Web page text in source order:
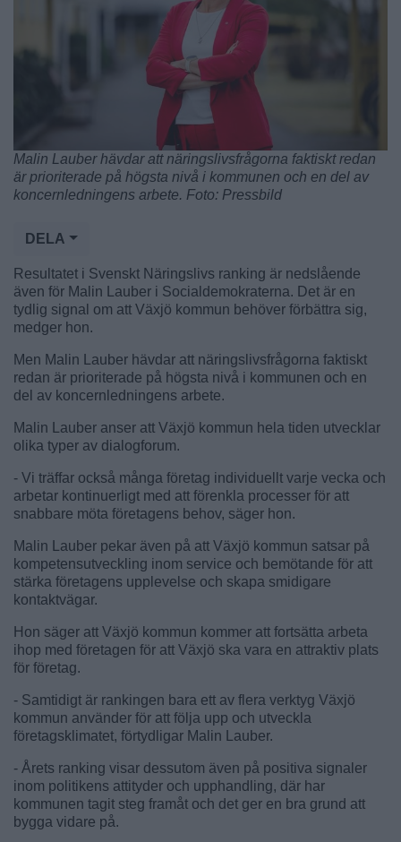
Malin Lauber hävdar att näringslivsfrågorna faktiskt redan
är prioriterade på högsta nivå i kommunen och en del av
koncernledningens arbete. Foto: Pressbild
DELA
Resultatet i Svenskt Näringslivs ranking är nedslående
även för Malin Lauber i Socialdemokraterna. Det är en
tydlig signal om att Växjö kommun behöver förbättra sig,
medger hon.
Men Malin Lauber hävdar att näringslivsfrågorna faktiskt
redan är prioriterade på högsta nivå i kommunen och en
del av koncernledningens arbete.
Malin Lauber anser att Växjö kommun hela tiden utvecklar
olika typer av dialogforum.
- Vi träffar också många företag individuellt varje vecka och
arbetar kontinuerligt med att förenkla processer för att
snabbare möta företagens behov, säger hon.
Malin Lauber pekar även på att Växjö kommun satsar på
kompetensutveckling inom service och bemötande för att
stärka företagens upplevelse och skapa smidigare
kontaktvägar.
Hon säger att Växjö kommun kommer att fortsätta arbeta
ihop med företagen för att Växjö ska vara en attraktiv plats
för företag.
- Samtidigt är rankingen bara ett av flera verktyg Växjö
kommun använder för att följa upp och utveckla
företagsklimatet, förtydligar Malin Lauber.
- Årets ranking visar dessutom även på positiva signaler
inom politikens attityder och upphandling, där har
kommunen tagit steg framåt och det ger en bra grund att
bygga vidare på.